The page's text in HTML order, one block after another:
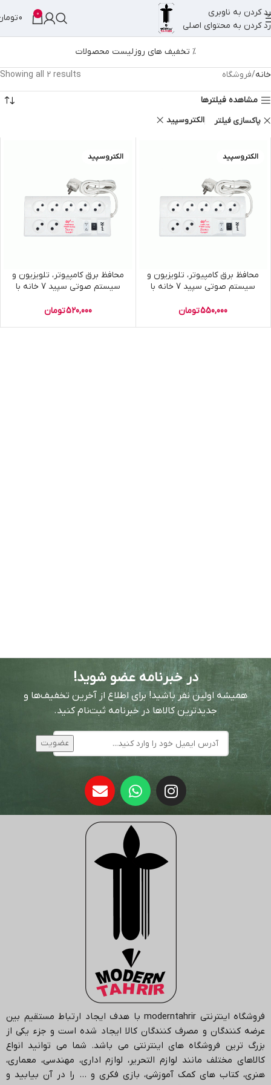
رد کردن به ناوبری
رد کردن به محتوای اصلی
0
0
% تخفیف های روزلیست محصولات
خانه فروشگاه Showing all 2 results
مشاهده فیلترها
پاکسازی فیلتر الکتروسپید
الکتروسپید
محافظ برق کامپیوتر، تلویزیون و
سیستم صوتی سپید 7 خانه با
550,000تومان
الکتروسپید
محافظ برق کامپیوتر، تلویزیون و
سیستم صوتی سپید 7 خانه با
520,000تومان
در خبرنامه عضو شوید!
همیشه اولین نفر باشید! برای اطلاع از آخرین تخفیف‌ها و
جدیدترین کالاها در خبرنامه ثبت‌نام کنید.
فروشگاه اینترنتی moderntahrir با هدف ایجاد ارتباط مستقیم بین
عرضه کنندگان و مصرف کنندگان کالا ایجاد شده است و جزء یکی از
بزرگ ترین فروشگاه های اینترنتی می باشد. شما می توانید انواع
کالاهای مختلف مانند لوازم التحریر، لوازم اداری، مهندسی، معماری،
هنری، کتاب های کمک آموزشی، بازی فکری و … را در آن بیابید و